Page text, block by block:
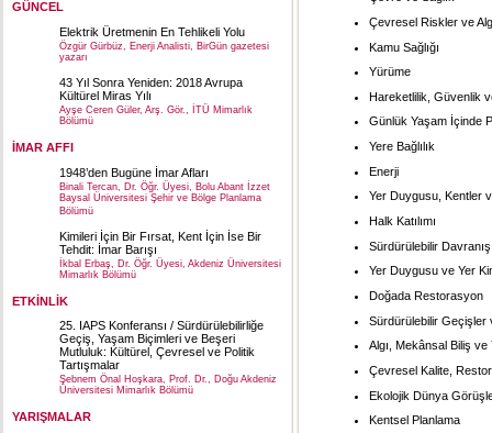
GÜNCEL
Elektrik Üretmenin En Tehlikeli Yolu
Özgür Gürbüz, Enerji Analisti, BirGün gazetesi
yazarı
43 Yıl Sonra Yeniden: 2018 Avrupa
Kültürel Miras Yılı
Ayşe Ceren Güler, Arş. Gör., İTÜ Mimarlık
Bölümü
İMAR AFFI
1948’den Bugüne İmar Afları
Binali Tercan, Dr. Öğr. Üyesi, Bolu Abant İzzet
Baysal Üniversitesi Şehir ve Bölge Planlama
Bölümü
Kimileri İçin Bir Fırsat, Kent İçin İse Bir
Tehdit: İmar Barışı
İkbal Erbaş, Dr. Öğr. Üyesi, Akdeniz Üniversitesi
Mimarlık Bölümü
ETKİNLİK
25. IAPS Konferansı / Sürdürülebilirliğe
Geçiş, Yaşam Biçimleri ve Beşeri
Mutluluk: Kültürel, Çevresel ve Politik
Tartışmalar
Şebnem Önal Hoşkara, Prof. Dr., Doğu Akdeniz
Üniversitesi Mimarlık Bölümü
YARIŞMALAR
Çevresel Riskler ve
Kamu Sağlığı
Yürüme
Hareketlilik, Güvenlik
Günlük Yaşam İçinde
Yere Bağlılık
Enerji
Yer Duygusu, Kentler
Halk Katılımı
Sürdürülebilir
Yer Duygusu ve Yer
Doğada Restorasyon
Sürdürülebilir Geçişler
Algı, Mekânsal Biliş ve
Çevresel Kalite,
Ekolojik Dünya
Kentsel Planlama